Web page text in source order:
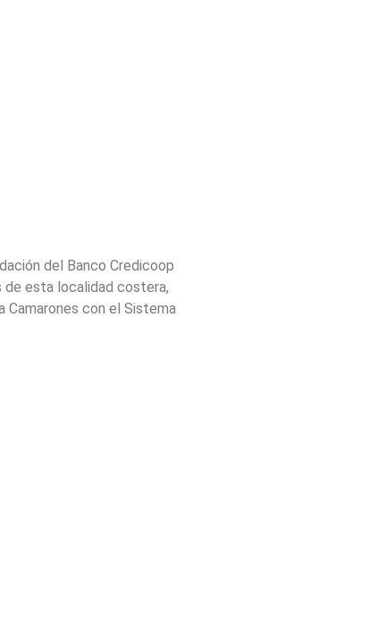
del Banco Credicoop
de esta localidad costera,
Camarones con el Sistema